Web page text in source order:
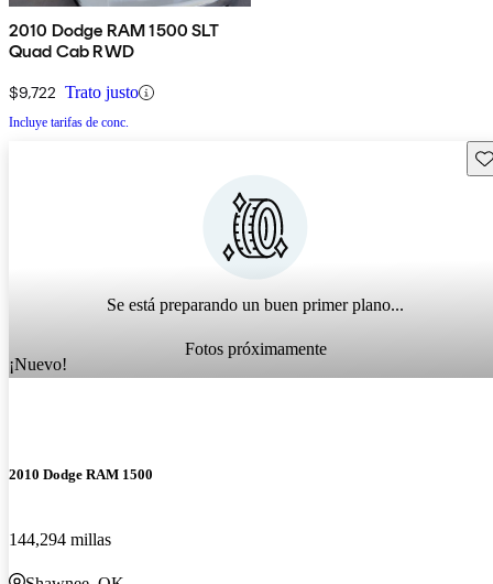
2010 Dodge RAM 1500 SLT
Quad Cab RWD
$9,722 Trato justo
Incluye tarifas de conc.
Se está preparando un buen primer plano...
Fotos próximamente
¡Nuevo!
2010 Dodge RAM 1500
144,294 millas